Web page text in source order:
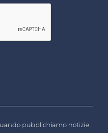
pubblichiamo notizie